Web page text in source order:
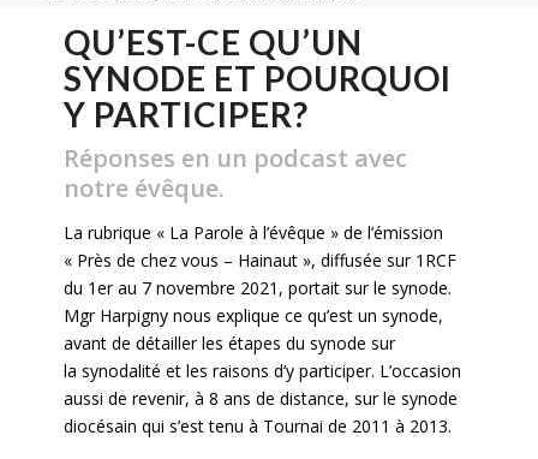
QU’EST-CE QU’UN
SYNODE ET POURQUOI
Y PARTICIPER?
Réponses en un podcast avec
notre évêque.
La rubrique « La Parole à l’évêque » de l’émission
« Près de chez vous – Hainaut », diffusée sur 1RCF
du 1er au 7 novembre 2021, portait sur le synode.
Mgr Harpigny nous explique ce qu’est un synode,
avant de détailler les étapes du synode sur
la synodalité et les raisons d’y participer. L’occasion
aussi de revenir, à 8 ans de distance, sur le synode
diocésain qui s’est tenu à Tournai de 2011 à 2013.